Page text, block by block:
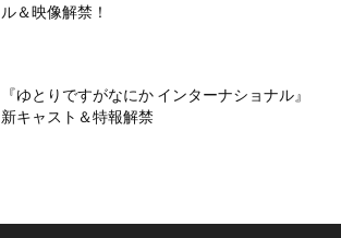
ル＆映像解禁！
『ゆとりですがなにか インターナショナル』
新キャスト＆特報解禁